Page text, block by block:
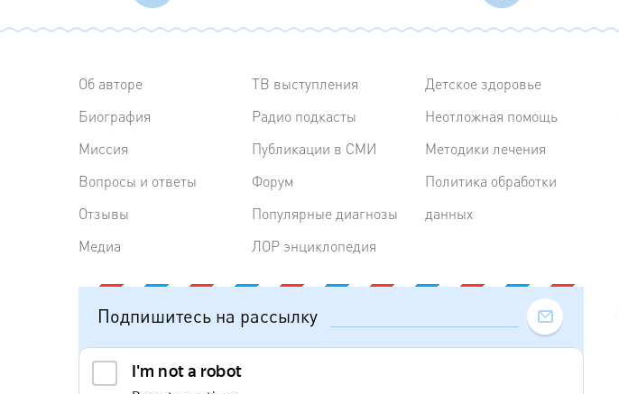
Об авторе
Биография
Миссия
Вопросы и ответы
Отзывы
Медиа
ТВ выступления
Радиo подкасты
Публикации в СМИ
Форум
Популярные диагнозы
ЛОР энциклопедия
Детское здоровье
Неотложная помощь
Методики лечения
Политика обработки
данных
Подпишитесь на рассылку